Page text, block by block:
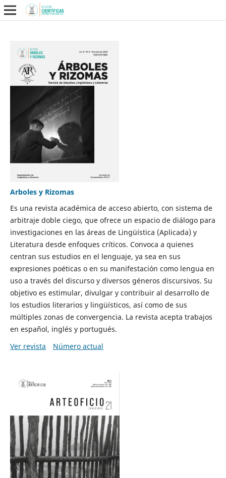
Arboles y Rizomas
Es una revista académica de acceso abierto, con sistema de
arbitraje doble ciego, que ofrece un espacio de diálogo para
investigaciones en las áreas de Lingüística (Aplicada) y
Literatura desde enfoques críticos. Convoca a quienes
centran sus estudios en el lenguaje, ya sea en sus
expresiones poéticas o en su manifestación como lengua en
uso a través del discurso y diversos géneros discursivos. Su
objetivo es estimular, divulgar y contribuir al desarrollo de
los estudios literarios y lingüísticos, así como de sus
múltiples zonas de convergencia. La revista acepta trabajos
en español, inglés y portugués.
Ver revista
Número actual